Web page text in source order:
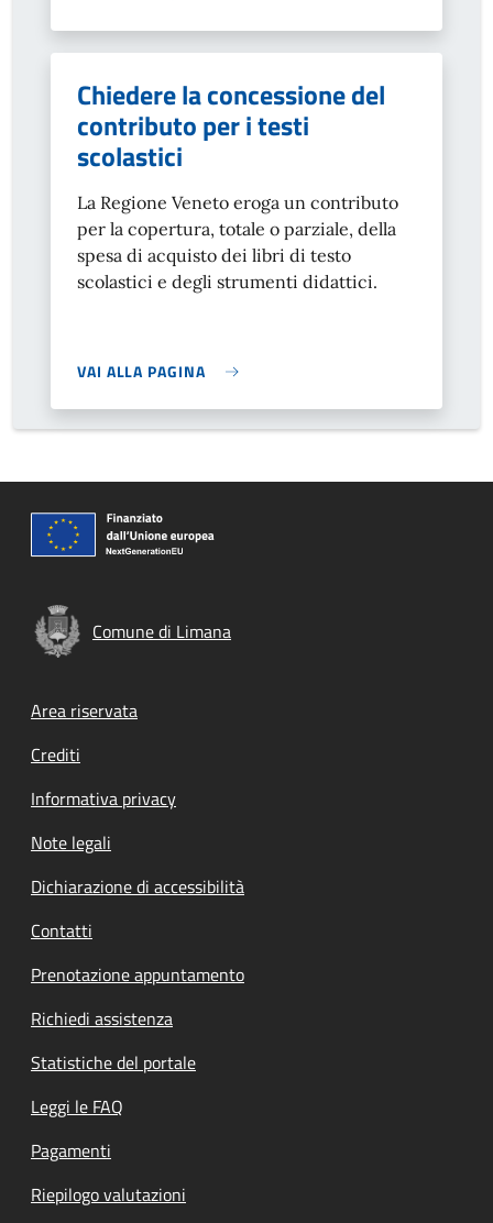
Chiedere la concessione del
contributo per i testi
scolastici
La Regione Veneto eroga un contributo
per la copertura, totale o parziale, della
spesa di acquisto dei libri di testo
scolastici e degli strumenti didattici.
VAI ALLA PAGINA
Comune di Limana
Footer menu
Area riservata
Crediti
Informativa privacy
Note legali
Dichiarazione di accessibilità
Contatti
Prenotazione appuntamento
Richiedi assistenza
Statistiche del portale
Leggi le FAQ
Pagamenti
Riepilogo valutazioni